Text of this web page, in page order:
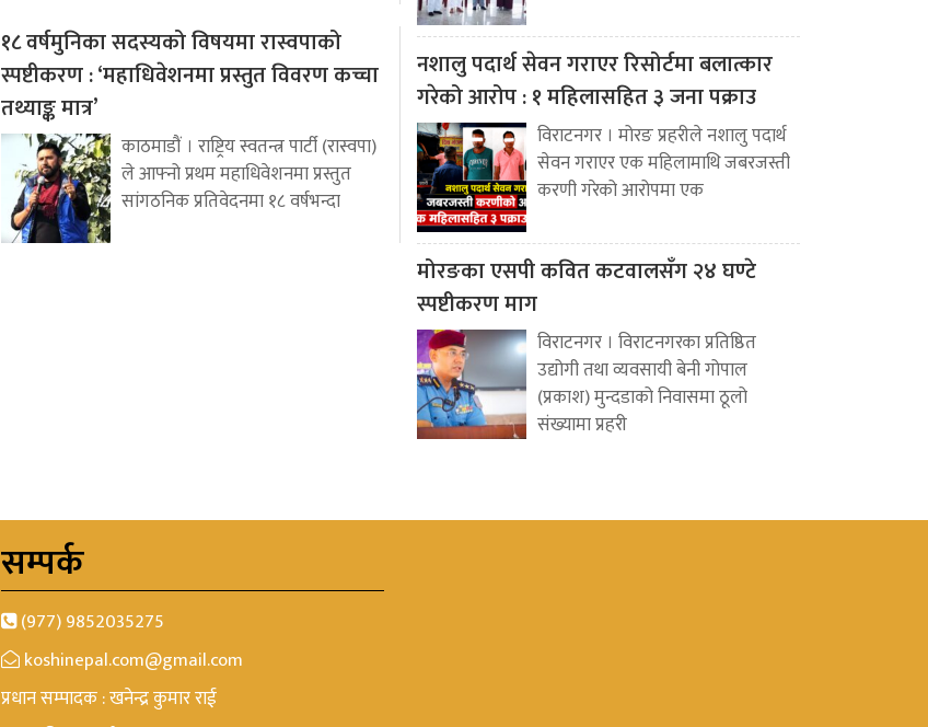
१८ वर्षमुनिका सदस्यको विषयमा रास्वपाको
स्पष्टीकरण : ‘महाधिवेशनमा प्रस्तुत विवरण कच्चा
तथ्याङ्क मात्र’
काठमाडौं । राष्ट्रिय स्वतन्त्र पार्टी (रास्वपा)
ले आफ्नो प्रथम महाधिवेशनमा प्रस्तुत
सांगठनिक प्रतिवेदनमा १८ वर्षभन्दा
नशालु पदार्थ सेवन गराएर रिसोर्टमा बलात्कार
गरेको आरोप : १ महिलासहित ३ जना पक्राउ
विराटनगर । मोरङ प्रहरीले नशालु पदार्थ
सेवन गराएर एक महिलामाथि जबरजस्ती
करणी गरेको आरोपमा एक
मोरङका एसपी कवित कटवालसँग २४ घण्टे
स्पष्टीकरण माग
विराटनगर । विराटनगरका प्रतिष्ठित
उद्योगी तथा व्यवसायी बेनी गोपाल
(प्रकाश) मुन्दडाको निवासमा ठूलो
संख्यामा प्रहरी
सम्पर्क
(977) 9852035275
koshinepal.com@gmail.com
प्रधान सम्पादक : खनेन्द्र कुमार राई